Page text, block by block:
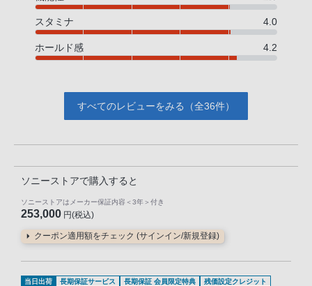
スタミナ 4.0
ホールド感 4.2
すべてのレビューをみる（全36件）
ソニーストアで購入すると
ソニーストアはメーカー保証内容 ＜3年＞ 付き
253,000 円(税込)
クーポン適用額をチェック (サインイン/新規登録)
当日出荷 長期保証サービス 長期保証 会員限定特典
残価設定クレジット